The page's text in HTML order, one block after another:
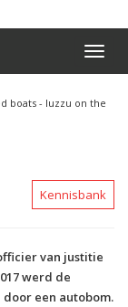
boats - luzzu on the
Kennisbank
van justitie
werd de
een autobom.